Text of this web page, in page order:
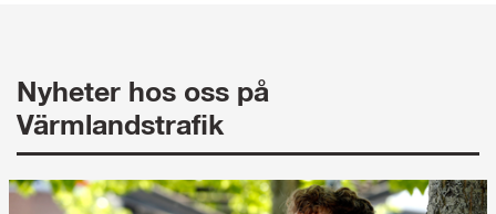
Nyheter hos oss på
Värmlandstrafik